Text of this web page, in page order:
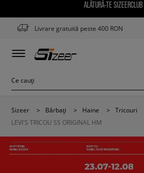
ALĂTURĂ-TE SIZEERCLUB
Livrare gratuită peste 400 RON
Sizeer > Bărbați > Haine > Tricouri
LEVI'S TRICOU SS ORIGINAL HM